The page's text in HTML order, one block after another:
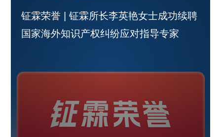
钲霖荣誉 | 钲霖所长李英艳女士成功续聘
国家海外知识产权纠纷应对指导专家